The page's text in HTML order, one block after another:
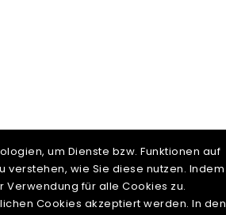
um Dienste bzw. Funktionen auf
verstehen, wie Sie diese nutzen. Indem
Verwendung für alle Cookies zu.
Cookies akzeptiert werden. In den